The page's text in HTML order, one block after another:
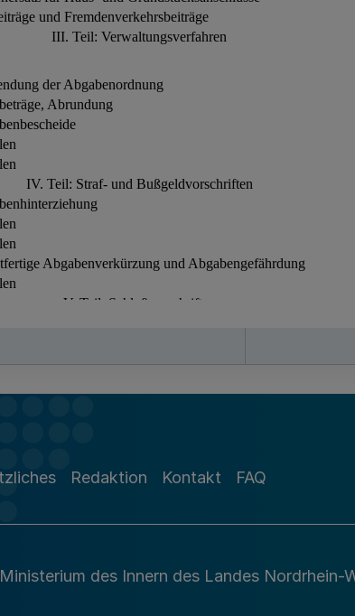
Redaktion Kontakt FAQ
des Innern des Landes Nordrhein-